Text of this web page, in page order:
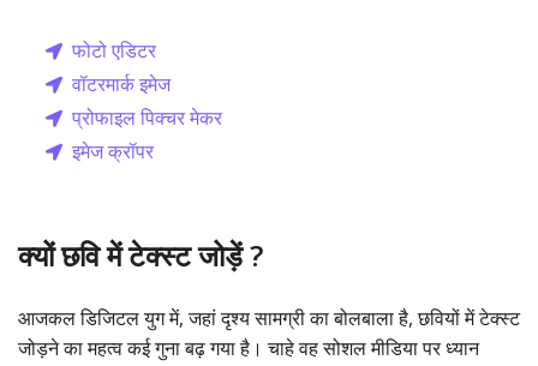
फोटो एडिटर
वॉटरमार्क इमेज
प्रोफाइल पिक्चर मेकर
इमेज क्रॉपर
क्यों छवि में टेक्स्ट जोड़ें ?
आजकल डिजिटल युग में, जहां दृश्य सामग्री का बोलबाला है, छवियों में टेक्स्ट
जोड़ने का महत्व कई गुना बढ़ गया है। चाहे वह सोशल मीडिया पर ध्यान